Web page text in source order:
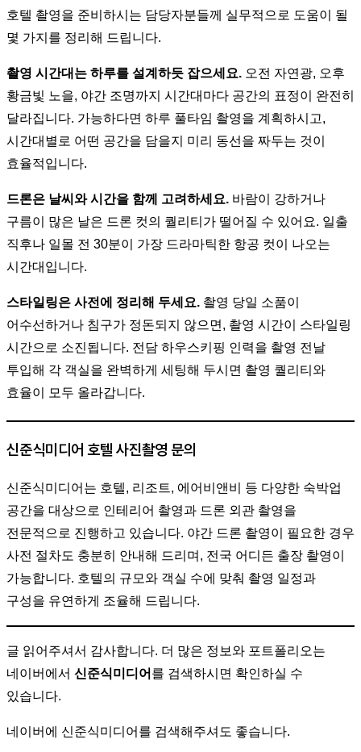
호텔 촬영을 준비하시는 담당자분들께 실무적으로 도움이 될
몇 가지를 정리해 드립니다.
촬영 시간대는 하루를 설계하듯 잡으세요. 오전 자연광, 오후
황금빛 노을, 야간 조명까지 시간대마다 공간의 표정이 완전히
달라집니다. 가능하다면 하루 풀타임 촬영을 계획하시고,
시간대별로 어떤 공간을 담을지 미리 동선을 짜두는 것이
효율적입니다.
드론은 날씨와 시간을 함께 고려하세요. 바람이 강하거나
구름이 많은 날은 드론 컷의 퀄리티가 떨어질 수 있어요. 일출
직후나 일몰 전 30분이 가장 드라마틱한 항공 컷이 나오는
시간대입니다.
스타일링은 사전에 정리해 두세요. 촬영 당일 소품이
어수선하거나 침구가 정돈되지 않으면, 촬영 시간이 스타일링
시간으로 소진됩니다. 전담 하우스키핑 인력을 촬영 전날
투입해 각 객실을 완벽하게 세팅해 두시면 촬영 퀄리티와
효율이 모두 올라갑니다.
신준식미디어 호텔 사진촬영 문의
신준식미디어는 호텔, 리조트, 에어비앤비 등 다양한 숙박업
공간을 대상으로 인테리어 촬영과 드론 외관 촬영을
전문적으로 진행하고 있습니다. 야간 드론 촬영이 필요한 경우
사전 절차도 충분히 안내해 드리며, 전국 어디든 출장 촬영이
가능합니다. 호텔의 규모와 객실 수에 맞춰 촬영 일정과
구성을 유연하게 조율해 드립니다.
글 읽어주셔서 감사합니다. 더 많은 정보와 포트폴리오는
네이버에서 신준식미디어 를 검색하시면 확인하실 수
있습니다.
네이버에 신준식미디어를 검색해주셔도 좋습니다.